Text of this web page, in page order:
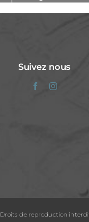
Suivez nous
Droits de reproduction